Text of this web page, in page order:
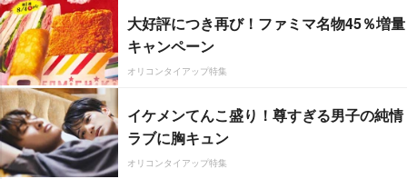
大好評につき再び！ファミマ名物45％増量
キャンペーン
オリコンタイアップ特集
イケメンてんこ盛り！尊すぎる男子の純情
ラブに胸キュン
オリコンタイアップ特集